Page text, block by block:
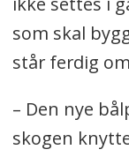
1.
kroner
utstyr.
2.
som skal
står ferdig
– Den nye
skogen